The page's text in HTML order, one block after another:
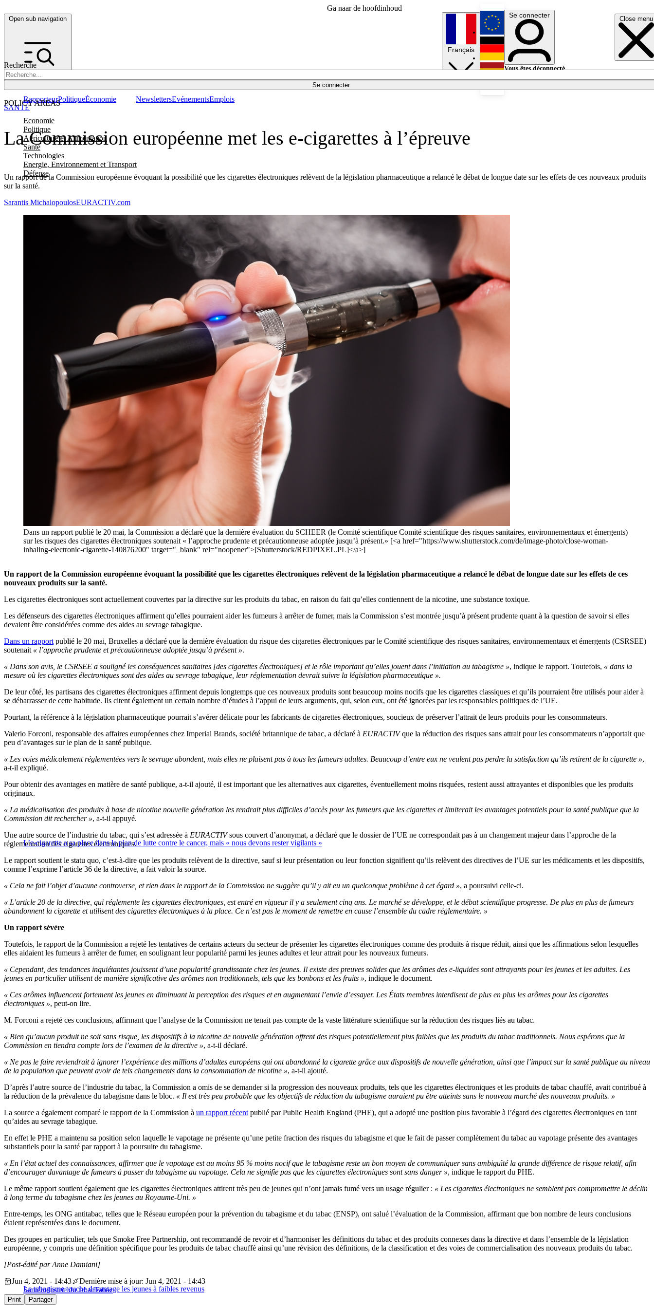
Ga naar de hoofdinhoud
Open sub navigation Close menu
Recherche
Se connecter
POLICY AREAS
Economie
Politique
Agriculture et Alimentation
Santé
Technologies
Energie, Environnement et Transport
Défense
RapporteurPolitiqueÉconomie NewslettersEvénementsEmplois
Français
English
Deutsch
Se connecter
Vous êtes déconnecté.
La Commission européenne met les e-cigarettes à l’épreuve
Un rapport de la Commission européenne évoquant la possibilité que les cigarettes électroniques relèvent de la législation pharmaceutique a relancé le débat de longue date sur les effets de ces nouveaux produits
sur la santé.
SANTÉ
Sarantis MichalopoulosEURACTIV.com
Dans un rapport publié le 20 mai, la Commission a déclaré que la dernière évaluation du SCHEER (le Comité scientifique Comité scientifique des risques sanitaires, environnementaux et émergents)
sur les risques des cigarettes électroniques soutenait « l’approche prudente et précautionneuse adoptée jusqu’à présent.» [<a href="https://www.shutterstock.com/de/image-photo/close-woman-
inhaling-electronic-cigarette-140876200" target="_blank" rel="noopener">[Shutterstock/REDPIXEL.PL]</a>]
Un rapport de la Commission européenne évoquant la possibilité que les cigarettes électroniques relèvent de la législation pharmaceutique a relancé le débat de longue date sur les effets de ces
nouveaux produits sur la santé.
Les cigarettes électroniques sont actuellement couvertes par la directive sur les produits du tabac, en raison du fait qu’elles contiennent de la nicotine, une substance toxique.
Les défenseurs des cigarettes électroniques affirment qu’elles pourraient aider les fumeurs à arrêter de fumer, mais la Commission s’est montrée jusqu’à présent prudente quant à la question de savoir si elles
devaient être considérées comme des aides au sevrage tabagique.
Dans un rapport publié le 20 mai, Bruxelles a déclaré que la dernière évaluation du risque des cigarettes électroniques par le Comité scientifique des risques sanitaires, environnementaux et émergents (CSRSEE)
soutenait « l’approche prudente et précautionneuse adoptée jusqu’à présent ».
« Dans son avis, le CSRSEE a souligné les conséquences sanitaires [des cigarettes électroniques] et le rôle important qu’elles jouent dans l’initiation au tabagisme », indique le rapport. Toutefois, « dans la
mesure où les cigarettes électroniques sont des aides au sevrage tabagique, leur réglementation devrait suivre la législation pharmaceutique ».
De leur côté, les partisans des cigarettes électroniques affirment depuis longtemps que ces nouveaux produits sont beaucoup moins nocifs que les cigarettes classiques et qu’ils pourraient être utilisés pour aider à
se débarrasser de cette habitude. Ils citent également un certain nombre d’études à l’appui de leurs arguments, qui, selon eux, ont été ignorées par les responsables politiques de l’UE.
Pourtant, la référence à la législation pharmaceutique pourrait s’avérer délicate pour les fabricants de cigarettes électroniques, soucieux de préserver l’attrait de leurs produits pour les consommateurs.
Valerio Forconi, responsable des affaires européennes chez Imperial Brands, société britannique de tabac, a déclaré à EURACTIVque la réduction des risques sans attrait pour les consommateurs n’apportait que
peu d’avantages sur le plan de la santé publique.
« Les voies médicalement réglementées vers le sevrage abondent, mais elles ne plaisent pas à tous les fumeurs adultes. Beaucoup d’entre eux ne veulent pas perdre la satisfaction qu’ils retirent de la cigarette »,
a-t-il expliqué.
Pour obtenir des avantages en matière de santé publique, a-t-il ajouté, il est important que les alternatives aux cigarettes, éventuellement moins risquées, restent aussi attrayantes et disponibles que les produits
originaux.
« La médicalisation des produits à base de nicotine nouvelle génération les rendrait plus difficiles d’accès pour les fumeurs que les cigarettes et limiterait les avantages potentiels pour la santé publique que la
Commission dit rechercher », a-t-il appuyé.
L’e-cigarette a sa place dans le plan de lutte contre le cancer, mais « nous devons rester vigilants »
Une autre source de l’industrie du tabac, qui s’est adressée à EURACTIVsous couvert d’anonymat, a déclaré que le dossier de l’UE ne correspondait pas à un changement majeur dans l’approche de la
réglementation des cigarettes électroniques.
Le rapport soutient le statu quo, c’est-à-dire que les produits relèvent de la directive, sauf si leur présentation ou leur fonction signifient qu’ils relèvent des directives de l’UE sur les médicaments et les dispositifs,
comme l’exprime l’article 36 de la directive, a fait valoir la source.
« Cela ne fait l’objet d’aucune controverse, et rien dans le rapport de la Commission ne suggère qu’il y ait eu un quelconque problème à cet égard », a poursuivi celle-ci.
« L’article 20 de la directive, qui réglemente les cigarettes électroniques, est entré en vigueur il y a seulement cinq ans. Le marché se développe, et le débat scientifique progresse. De plus en plus de fumeurs
abandonnent la cigarette et utilisent des cigarettes électroniques à la place. Ce n’est pas le moment de remettre en cause l’ensemble du cadre réglementaire. »
Un rapport sévère
Toutefois, le rapport de la Commission a rejeté les tentatives de certains acteurs du secteur de présenter les cigarettes électroniques comme des produits à risque réduit, ainsi que les affirmations selon lesquelles
elles aidaient les fumeurs à arrêter de fumer, en soulignant leur popularité parmi les jeunes adultes et leur attrait pour les nouveaux fumeurs.
« Cependant, des tendances inquiétantes jouissent d’une popularité grandissante chez les jeunes. Il existe des preuves solides que les arômes des e-liquides sont attrayants pour les jeunes et les adultes. Les
jeunes en particulier utilisent de manière significative des arômes non traditionnels, tels que les bonbons et les fruits », indique le document.
« Ces arômes influencent fortement les jeunes en diminuant la perception des risques et en augmentant l’envie d’essayer. Les États membres interdisent de plus en plus les arômes pour les cigarettes
électroniques », peut-on lire.
M. Forconi a rejeté ces conclusions, affirmant que l’analyse de la Commission ne tenait pas compte de la vaste littérature scientifique sur la réduction des risques liés au tabac.
« Bien qu’aucun produit ne soit sans risque, les dispositifs à la nicotine de nouvelle génération offrent des risques potentiellement plus faibles que les produits du tabac traditionnels. Nous espérons que la
Commission en tiendra compte lors de l’examen de la directive », a-t-il déclaré.
« Ne pas le faire reviendrait à ignorer l’expérience des millions d’adultes européens qui ont abandonné la cigarette grâce aux dispositifs de nouvelle génération, ainsi que l’impact sur la santé publique au niveau
de la population que peuvent avoir de tels changements dans la consommation de nicotine », a-t-il ajouté.
D’après l’autre source de l’industrie du tabac, la Commission a omis de se demander si la progression des nouveaux produits, tels que les cigarettes électroniques et les produits de tabac chauffé, avait contribué à
la réduction de la prévalence du tabagisme dans le bloc. « Il est très peu probable que les objectifs de réduction du tabagisme auraient pu être atteints sans le nouveau marché des nouveaux produits. »
La source a également comparé le rapport de la Commission à un rapport récent publié par Public Health England (PHE), qui a adopté une position plus favorable à l’égard des cigarettes électroniques en tant
qu’aides au sevrage tabagique.
En effet le PHE a maintenu sa position selon laquelle le vapotage ne présente qu’une petite fraction des risques du tabagisme et que le fait de passer complètement du tabac au vapotage présente des avantages
substantiels pour la santé par rapport à la poursuite du tabagisme.
« En l’état actuel des connaissances, affirmer que le vapotage est au moins 95 % moins nocif que le tabagisme reste un bon moyen de communiquer sans ambiguïté la grande différence de risque relatif, afin
d’encourager davantage de fumeurs à passer du tabagisme au vapotage. Cela ne signifie pas que les cigarettes électroniques sont sans danger », indique le rapport du PHE.
Le même rapport soutient également que les cigarettes électroniques attirent très peu de jeunes qui n’ont jamais fumé vers un usage régulier : « Les cigarettes électroniques ne semblent pas compromettre le déclin
à long terme du tabagisme chez les jeunes au Royaume-Uni. »
Entre-temps, les ONG antitabac, telles que le Réseau européen pour la prévention du tabagisme et du tabac (ENSP), ont salué l’évaluation de la Commission, affirmant que bon nombre de leurs conclusions
étaient représentées dans le document.
Des groupes en particulier, tels que Smoke Free Partnership, ont recommandé de revoir et d’harmoniser les définitions du tabac et des produits connexes dans la directive et dans l’ensemble de la législation
européenne, y compris une définition spécifique pour les produits de tabac chauffé ainsi qu’une révision des définitions, de la classification et des voies de commercialisation des nouveaux produits du tabac.
[Post-édité par Anne Damiani]
Le tabagisme touche davantage les jeunes à faibles revenus
Jun 4, 2021 - 14:43
Dernière mise à jour: Jun 4, 2021 - 14:43
Santéindustrie du tabacTabac
Print Partager